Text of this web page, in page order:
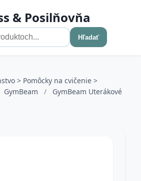
& Posilňovňa
Hľadať
> Pomôcky na cvičenie >
GymBeam /
GymBeam Uterákové